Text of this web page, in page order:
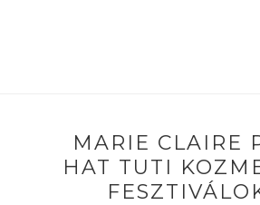
MARIE CLAIRE
HAT TUTI